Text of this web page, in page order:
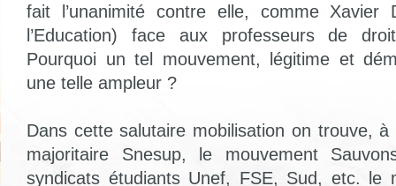
fait l’unanimité contre elle, comme Xavier
l’Education) face aux professeurs de
Pourquoi un tel mouvement, légitime et
une telle ampleur ?
Dans cette salutaire mobilisation on trouve,
majoritaire Snesup, le mouvement
syndicats étudiants Unef, FSE, Sud, etc. le